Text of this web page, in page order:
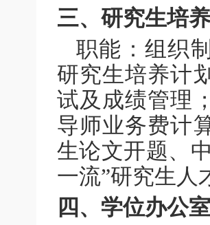
三、研究生培
职能：组织
研究生培养计
试及成绩管理
导师业务费计
生论文开题、
一流”研究生人
四、学位办公室